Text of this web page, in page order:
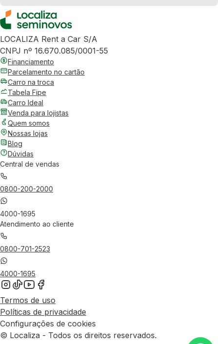
LOCALIZA Rent a Car S/A
CNPJ nº 16.670.085/0001-55
Financiamento
Parcelamento no cartão
Carro na troca
Tabela Fipe
Carro Ideal
Venda para lojistas
Quem somos
Nossas lojas
Blog
Dúvidas
Central de vendas
0800-200-2000
4000-1695
Atendimento ao cliente
0800-701-2523
4000-1695
Termos de uso
Políticas de privacidade
Configurações de cookies
© Localiza - Todos os direitos reservados.